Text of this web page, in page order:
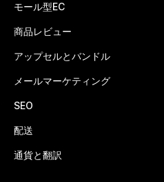
モール型EC
商品レビュー
アップセルとバンドル
メールマーケティング
SEO
配送
通貨と翻訳